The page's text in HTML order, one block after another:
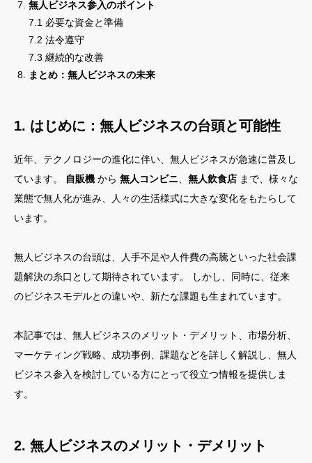
無人ビジネス参入のポイント
7.1 必要な資金と準備
7.2 法令遵守
7.3 継続的な改善
まとめ：無人ビジネスの未来
1. はじめに：無人ビジネスの台頭と可能性
近年、テクノロジーの進化に伴い、無人ビジネスが急速に普及し
ています。
自販機 から 無人コンビニ 無人飲食店 まで、様々な
業態で無人化が進み、人々の生活様式に大きな変化をもたらして
います。
無人ビジネスの台頭は、人手不足や人件費の高騰といった社会課
題解決の糸口として期待されています。 しかし、同時に、従来
のビジネスモデルとの違いや、新たな課題も生まれています。
本記事では、無人ビジネスのメリット・デメリット、市場分析、
マーケティング戦略、成功事例、課題などを詳しく解説し、無人
ビジネス参入を検討している方にとって役立つ情報を提供しま
す。
2. 無人ビジネスのメリット・デメリット